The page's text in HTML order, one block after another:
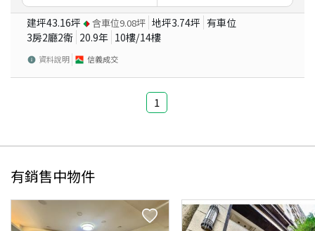
建坪43.16坪 含車位9.08坪 地坪3.74坪 有車位
3房2廳2衛 20.9年 10樓/14樓
資料說明 信義成交
1
有銷售中物件